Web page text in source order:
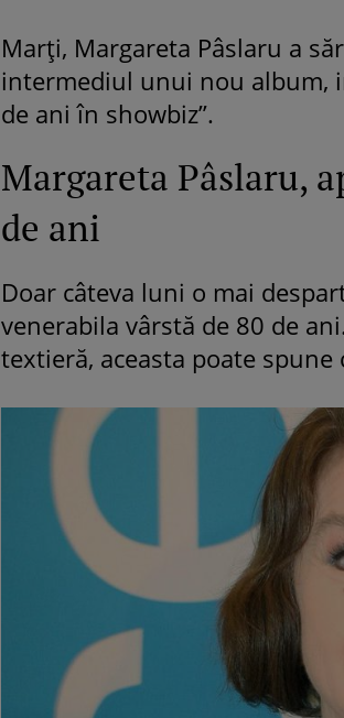
Marți, Margareta Pâslaru a
intermediul unui nou album,
de ani în showbiz”.
Margareta Pâslaru,
de ani
Doar câteva luni o mai
venerabila vârstă de 80 de
textieră, aceasta poate